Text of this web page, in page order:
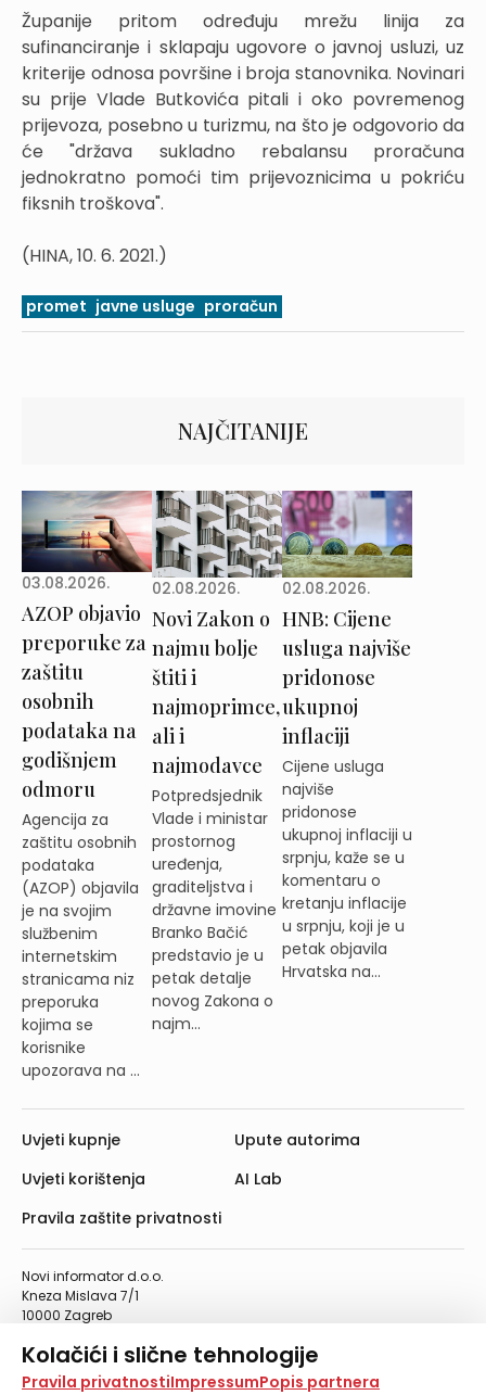
Kolačići i slične tehnologije
Na našoj web stranici koristimo kolačiće i slične
Pravila privatnostiImpressumPopis partnera
Županije pritom određuju mrežu linija za
sufinanciranje i sklapaju ugovore o javnoj usluzi, uz
kriterije odnosa površine i broja stanovnika. Novinari
su prije Vlade Butkovića pitali i oko povremenog
prijevoza, posebno u turizmu, na što je odgovorio da
će "država sukladno rebalansu proračuna
jednokratno pomoći tim prijevoznicima u pokriću
fiksnih troškova".
(HINA, 10. 6. 2021.)
promet javne usluge proračun
NAJČITANIJE
03.08.2026.
AZOP objavio
preporuke za
zaštitu
osobnih
podataka na
godišnjem
odmoru
Agencija za
zaštitu osobnih
podataka
(AZOP) objavila
je na svojim
službenim
internetskim
stranicama niz
preporuka
kojima se
korisnike
upozorava na ...
02.08.2026.
Novi Zakon o
najmu bolje
štiti i
najmoprimce,
ali i
najmodavce
Potpredsjednik
Vlade i ministar
prostornog
uređenja,
graditeljstva i
državne imovine
Branko Bačić
predstavio je u
petak detalje
novog Zakona o
najm...
02.08.2026.
HNB: Cijene
usluga najviše
pridonose
ukupnoj
inflaciji
Cijene usluga
najviše
pridonose
ukupnoj inflaciji u
srpnju, kaže se u
komentaru o
kretanju inflacije
u srpnju, koji je u
petak objavila
Hrvatska na...
Novi informator d.o.o.
Kneza Mislava 7/1
10000 Zagreb
Telefaks: 01/4612-553
info@informator.hr
Uvjeti kupnje
Uvjeti korištenja
Pravila zaštite privatnosti
Upute autorima
AI Lab